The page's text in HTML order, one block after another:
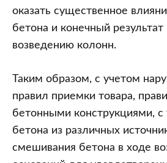
оказать существенное
бетона и конечный результат
возведению колонн.
Таким образом, с учетом
правил приемки товара,
бетонными конструкциями, с
бетона из различных
смешивания бетона в ходе